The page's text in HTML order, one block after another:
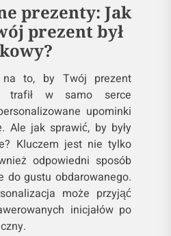
prezenty: Jak
prezent był
to, by Twój prezent
i trafił w samo serce
upominki
Ale jak sprawić, by były
Kluczem jest nie tylko
odpowiedni sposób
do gustu obdarowanego.
może przyjąć
inicjałów po